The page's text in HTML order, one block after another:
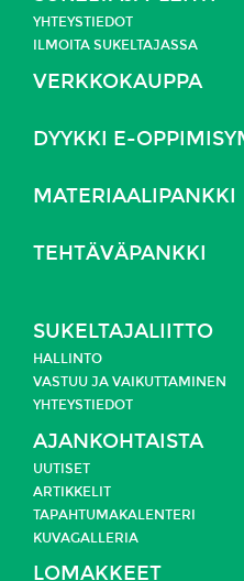
YHTEYSTIEDOT
ILMOITA SUKELTAJASSA
VERKKOKAUPPA
DYYKKI E-
MATERIAALIPANKKI
TEHTÄVÄPANKKI
SUKELTAJALIITTO
HALLINTO
VASTUU JA VAIKUTTAMINEN
YHTEYSTIEDOT
AJANKOHTAISTA
UUTISET
ARTIKKELIT
TAPAHTUMAKALENTERI
KUVAGALLERIA
LOMAKKEET